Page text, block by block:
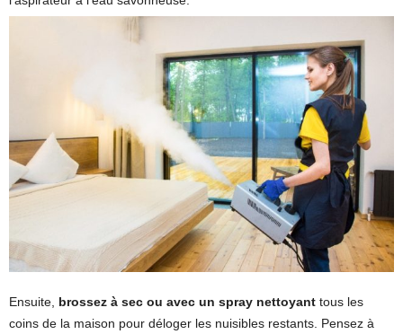
Ensuite, brossez à sec ou avec un spray nettoyant tous les
coins de la maison pour déloger les nuisibles restants. Pensez à